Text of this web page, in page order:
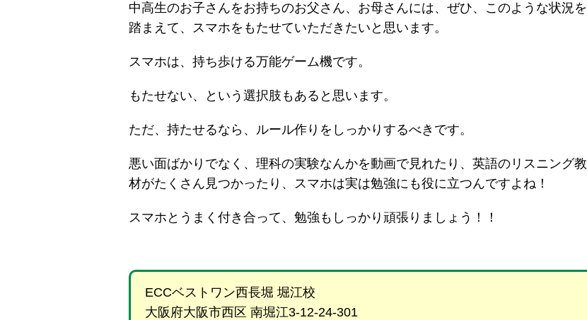
中高生のお子さんをお持ちのお父さん、お母さんには、ぜひ、このような状況を
踏まえて、スマホをもたせていただきたいと思います。
スマホは、持ち歩ける万能ゲーム機です。
もたせない、という選択肢もあると思います。
ただ、持たせるなら、ルール作りをしっかりするべきです。
悪い面ばかりでなく、理科の実験なんかを動画で見れたり、英語のリスニング教
材がたくさん見つかったり、スマホは実は勉強にも役に立つんですよね！
スマホとうまく付き合って、勉強もしっかり頑張りましょう！！
ECCベストワン西長堀 堀江校
大阪府大阪市西区 南堀江3-12-24-301